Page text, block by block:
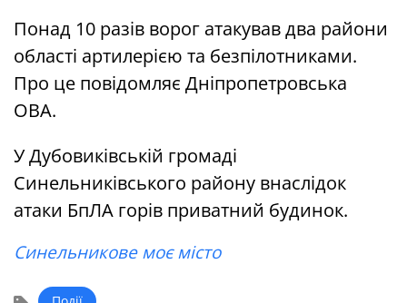
Понад 10 разів ворог атакував два райони
області артилерією та безпілотниками.
Про це повідомляє Дніпропетровська
ОВА.
У Дубовиківській громаді
Синельниківського району внаслідок
атаки БпЛА горів приватний будинок.
Синельникове моє місто